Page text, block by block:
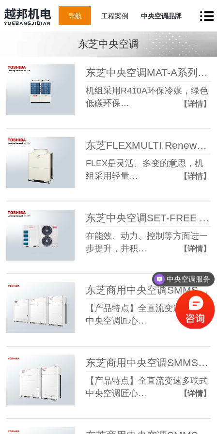
导航 工程案例 中央空调品牌
东芝中央空调
东芝中央空调MAT-A系列 全直流变频多联机 新一级能效商用
机组采用R410A环保冷媒，绿色
低碳环保…
【详情】
东芝FLEXMULTI Renewal更新机 变频多联式中央空调系统 高效节能
FLEX是灵活、多变的意思，机
组采用轻量…
【详情】
在能效、动力、控制等方面进一
步提升，并积…
【详情】
东芝商用中央空调SMMS-u系列 办公楼50 52HP变频室外机
【产品特点】全直流变速多联式
中央空调匠心…
【详情】
东芝商用中央空调SMMS-u系列30-38HP直流变频多联机
【产品特点】全直流变速多联式
中央空调匠心…
【详情】
中央空调服务